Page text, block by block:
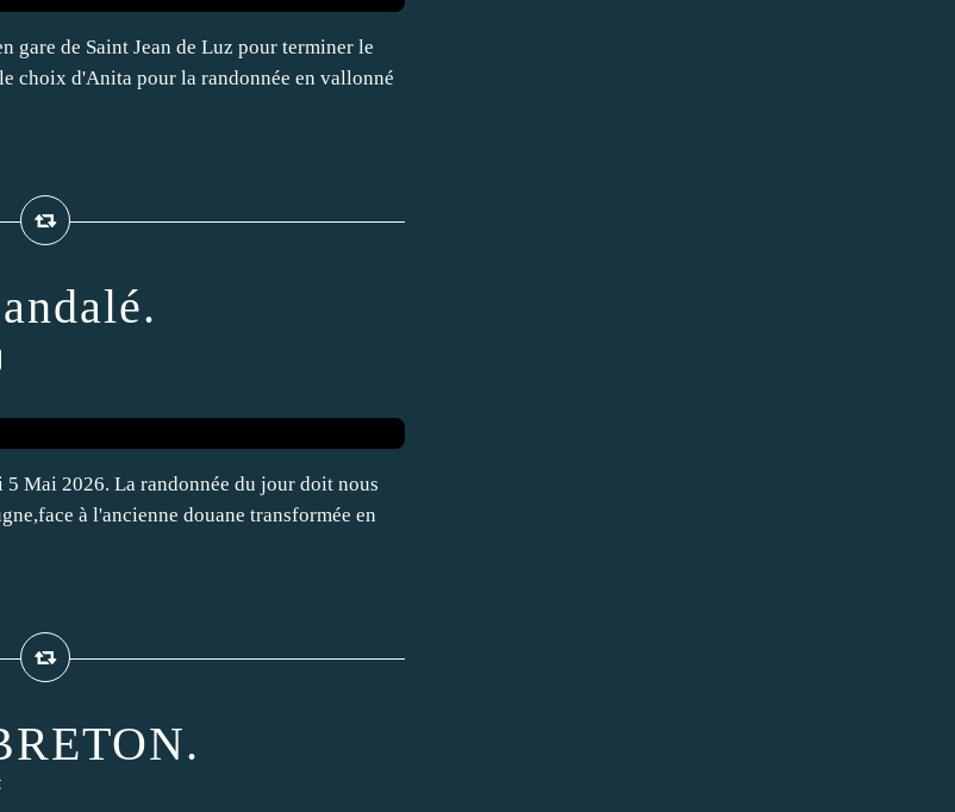
gare de Saint Jean de Luz pour terminer le
choix d'Anita pour la randonnée en vallonné
Mai 2026. La randonnée du jour doit nous
à l'ancienne douane transformée en